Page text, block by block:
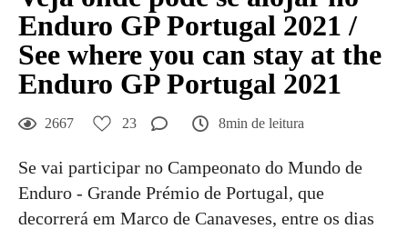
Enduro GP Portugal 2021 /
See where you can stay at the
Enduro GP Portugal 2021
2667 23 8min de leitura
Se vai participar no Campeonato do Mundo de
Enduro - Grande Prémio de Portugal, que
decorrerá em Marco de Canaveses, entre os dias